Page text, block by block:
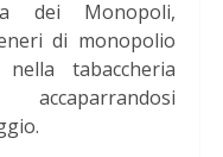
dei Monopoli,
di monopolio
tabaccheria